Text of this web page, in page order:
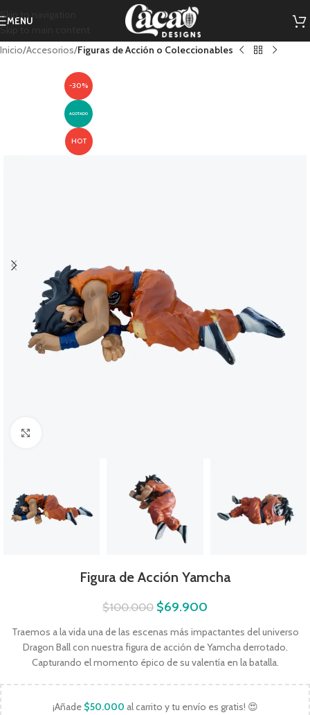
Skip to navigation
Skip to main content
MENU
Inicio Accesorios Figuras de Acción o Coleccionables
-30%
AGOTADO
HOT
Figura de Acción Yamcha
$100.000 $69.900
Traemos a la vida una de las escenas más impactantes del universo
Dragon Ball con nuestra figura de acción de Yamcha derrotado.
Capturando el momento épico de su valentía en la batalla.
¡Añade $50.000 al carrito y tu envío es gratis! 😍